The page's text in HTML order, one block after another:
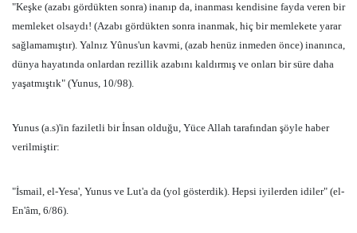
"Keşke (azabı gördükten sonra) inanıp da, inanması kendisine fayda veren bir
memleket olsaydı! (Azabı gördükten sonra inanmak, hiç bir memlekete yarar
sağlamamıştır). Yalnız Yûnus'un kavmi, (azab henüz inmeden önce) inanınca,
dünya hayatında onlardan rezillik azabını kaldırmış ve onları bir süre daha
yaşatmıştık" (Yunus, 10/98).
Yunus (a.s)'in faziletli bir İnsan olduğu, Yüce Allah tarafından şöyle haber
verilmiştir:
"İsmail, el-Yesa', Yunus ve Lut'a da (yol gösterdik). Hepsi iyilerden idiler" (el-
En'âm, 6/86).